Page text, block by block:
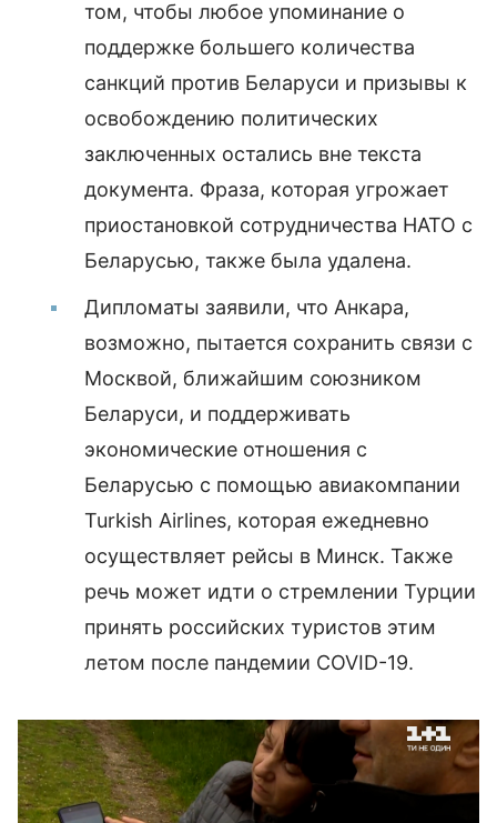
том, чтобы любое упоминание о
поддержке большего количества
санкций против Беларуси и призывы к
освобождению политических
заключенных остались вне текста
документа. Фраза, которая угрожает
приостановкой сотрудничества НАТО с
Беларусью, также была удалена.
Дипломаты заявили, что Анкара,
возможно, пытается сохранить связи с
Москвой, ближайшим союзником
Беларуси, и поддерживать
экономические отношения с
Беларусью с помощью авиакомпании
Turkish Airlines, которая ежедневно
осуществляет рейсы в Минск. Также
речь может идти о стремлении Турции
принять российских туристов этим
летом после пандемии COVID-19.